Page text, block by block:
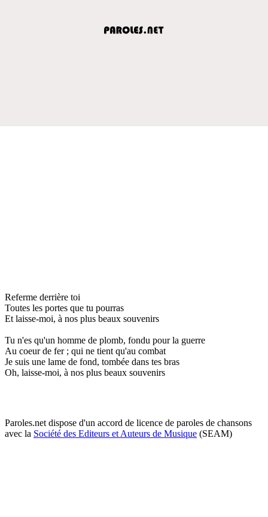
Referme derrière toi
Toutes les portes que tu pourras
Et laisse-moi, à nos plus beaux souvenirs
Tu n'es qu'un homme de plomb, fondu pour la guerre
Au coeur de fer ; qui ne tient qu'au combat
Je suis une lame de fond, tombée dans tes bras
Oh, laisse-moi, à nos plus beaux souvenirs
Paroles.net dispose d'un accord de licence de paroles de chansons
avec la Société des Editeurs et Auteurs de Musique (SEAM)